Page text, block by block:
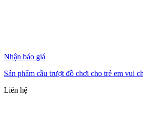
Nhận báo giá
Sản phẩm cầu trượt đồ chơi cho trẻ em vui
Liên hệ